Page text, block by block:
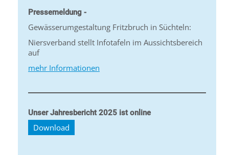
Pressemeldung -
Gewässerumgestaltung Fritzbruch in Süchteln:
Niersverband stellt Infotafeln im Aussichtsbereich
auf
mehr Informationen
Unser Jahresbericht 2025 ist online
Download